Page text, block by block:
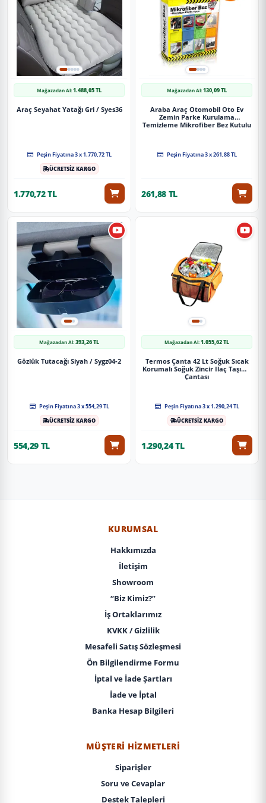
Mağazadan Al:1.488,05 TL
Araç Seyahat Yatağı Gri / Syes36
Peşin Fiyatına 3 x 1.770,72 TL
ÜCRETSİZ KARGO
1.770,72 TL
Mağazadan Al:130,09 TL
Araba Araç Otomobil Oto Ev
Zemin Parke Kurulama
Temizleme Mikrofiber Bez Kutulu
Peşin Fiyatına 3 x 261,88 TL
261,88 TL
Mağazadan Al:393,26 TL
Gözlük Tutacağı Siyah / Sygz04-2
Peşin Fiyatına 3 x 554,29 TL
ÜCRETSİZ KARGO
554,29 TL
Mağazadan Al:1.055,62 TL
Termos Çanta 42 Lt Soğuk Sıcak
Korumalı Soğuk Zincir Ilaç Taşıma
Çantası
Peşin Fiyatına 3 x 1.290,24 TL
ÜCRETSİZ KARGO
1.290,24 TL
KURUMSAL
Hakkımızda
İletişim
Showroom
“Biz Kimiz?”
İş Ortaklarımız
KVKK / Gizlilik
Mesafeli Satış Sözleşmesi
Ön Bilgilendirme Formu
İptal ve İade Şartları
İade ve İptal
Banka Hesap Bilgileri
MÜŞTERI HIZMETLERI
Siparişler
Soru ve Cevaplar
Destek Talepleri